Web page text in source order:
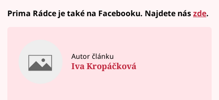
Prima Rádce je také na Facebooku. Najdete nászde.
Autor článku
Iva Kropáčková